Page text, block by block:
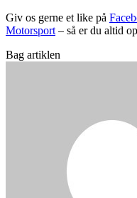
Giv os gerne et like på
Motorsport – så er du altid
Bag artiklen